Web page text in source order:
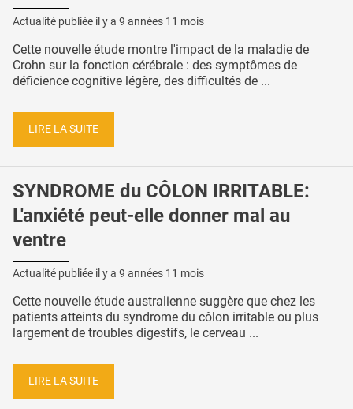
Actualité publiée il y a 9 années 11 mois
Cette nouvelle étude montre l'impact de la maladie de
Crohn sur la fonction cérébrale : des symptômes de
déficience cognitive légère, des difficultés de ...
LIRE LA SUITE
SYNDROME du CÔLON IRRITABLE:
L'anxiété peut-elle donner mal au
ventre
Actualité publiée il y a 9 années 11 mois
Cette nouvelle étude australienne suggère que chez les
patients atteints du syndrome du côlon irritable ou plus
largement de troubles digestifs, le cerveau ...
LIRE LA SUITE